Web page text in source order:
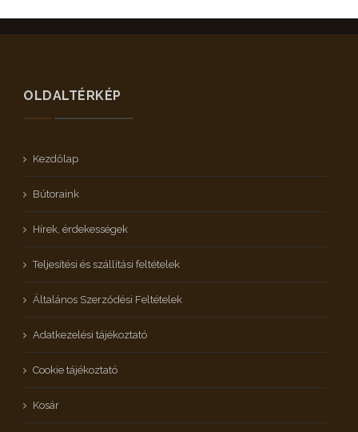
OLDALTÉRKÉP
Kezdőlap
Bútoraink
Hírek, érdekességek
Teljesítési és szállítási feltételek
Általános Szerződési Feltételek
Adatkezelési tájékoztató
Cookie tájékoztató
Kosár